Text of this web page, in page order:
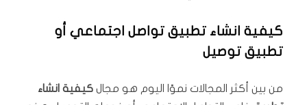
كيفية انشاء تطبيق تواصل اجتماعي أو
تطبيق توصيل
من بين أكثر المجالات نموًا اليوم هو مجال كيفية انشاء